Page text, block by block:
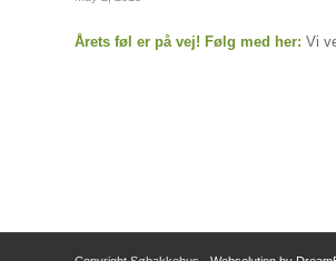
Årets føl er på vej! Følg med her: Vi